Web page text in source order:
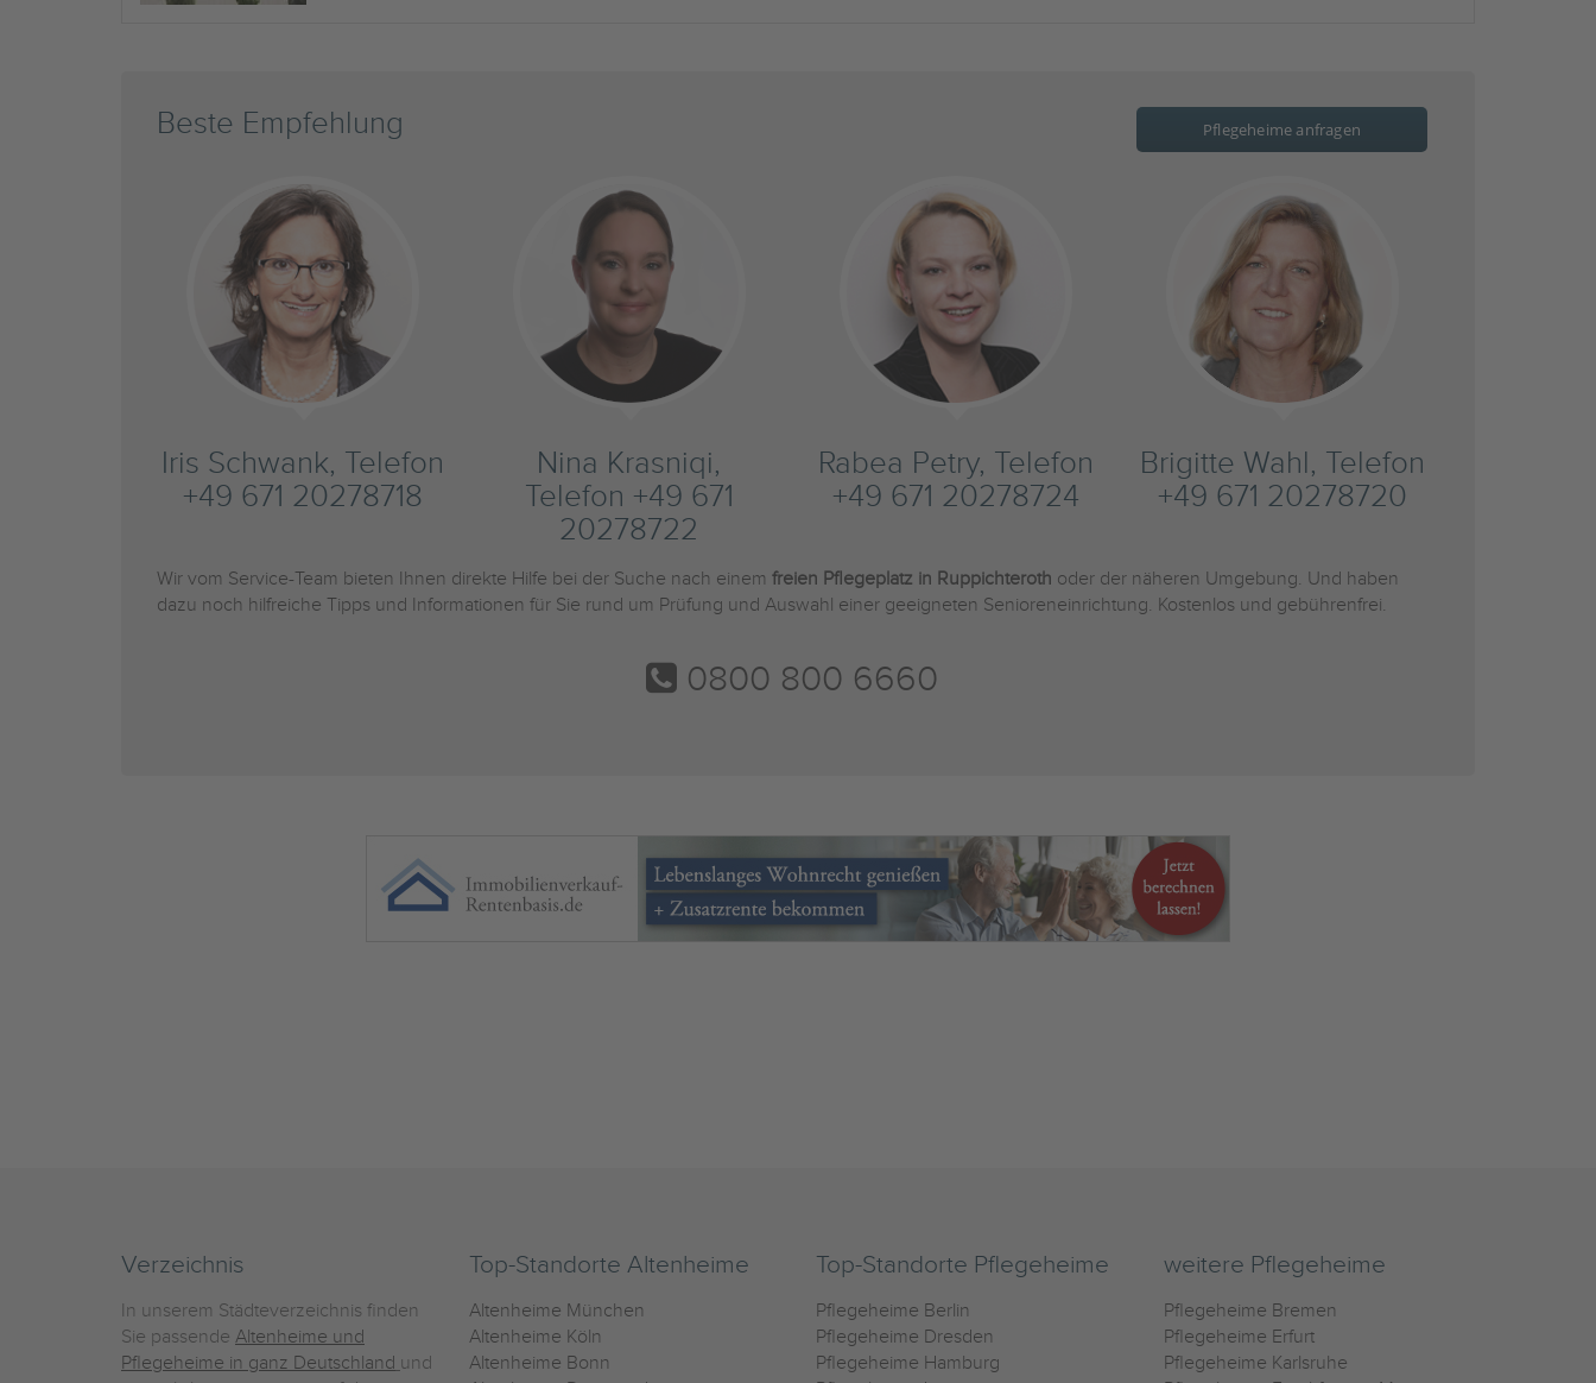
Beste Empfehlung Pflegeheime anfragen
Iris Schwank, Telefon
+49 671 20278718
Nina Krasniqi,
Telefon +49 671
20278722
Rabea Petry, Telefon
+49 671 20278724
Brigitte Wahl, Telefon
+49 671 20278720
Wir vom Service-Team bieten Ihnen direkte Hilfe bei der Suche nach einem freien Pflegeplatz in Ruppichteroth oder der näheren Umgebung. Und haben
dazu noch hilfreiche Tipps und Informationen für Sie rund um Prüfung und Auswahl einer geeigneten Senioreneinrichtung. Kostenlos und gebührenfrei.
0800 800 6660
Verzeichnis
In unserem Städteverzeichnis finden
Sie passende Altenheime und
Pflegeheime in ganz Deutschland und
Top-Standorte Altenheime
Altenheime München
Altenheime Köln
Altenheime Bonn
Top-Standorte Pflegeheime
Pflegeheime Berlin
Pflegeheime Dresden
Pflegeheime Hamburg
weitere Pflegeheime
Pflegeheime Bremen
Pflegeheime Erfurt
Pflegeheime Karlsruhe